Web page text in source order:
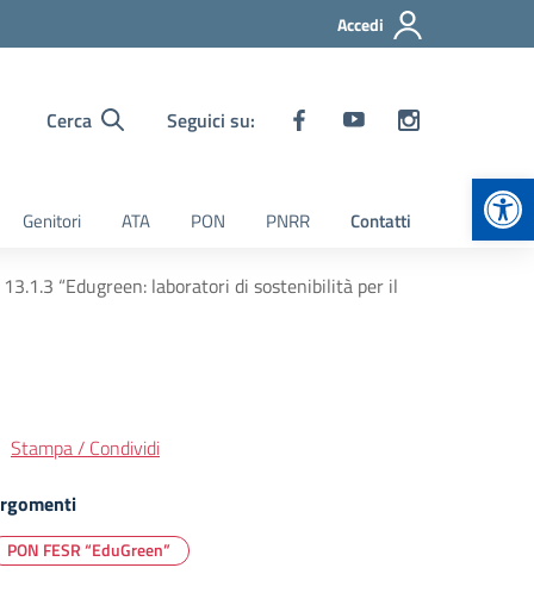
Accedi
Cerca Seguici su:
Genitori ATA PON PNRR Contatti
“Edugreen: laboratori di sostenibilità per il
Stampa / Condividi
PON FESR “EduGreen”